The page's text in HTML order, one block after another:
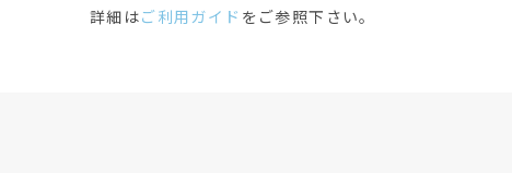
詳細はご利用ガイド をご参照下さい。